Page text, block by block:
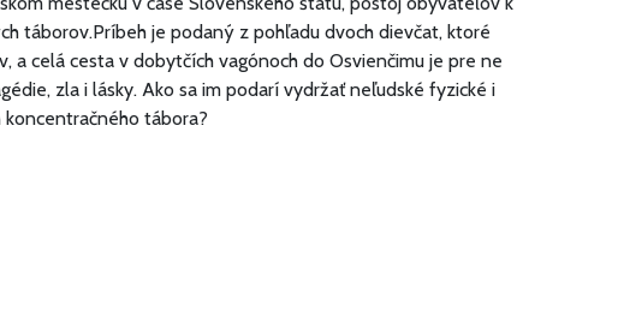
táborov.Príbeh je podaný z pohľadu dvoch dievčat, ktoré
a celá cesta v dobytčích vagónoch do Osvienčimu je pre ne
zla i lásky. Ako sa im podarí vydržať neľudské fyzické i
tábora?